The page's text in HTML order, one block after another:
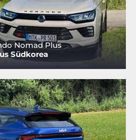
Nomad Plus
Südkorea